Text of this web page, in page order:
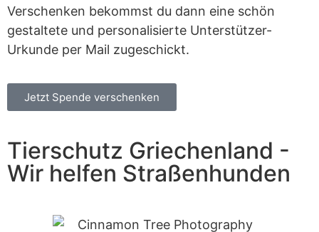
Verschenken bekommst du dann eine schön
gestaltete und personalisierte Unterstützer-
Urkunde per Mail zugeschickt.
Jetzt Spende verschenken
Tierschutz Griechenland -
Wir helfen Straßenhunden